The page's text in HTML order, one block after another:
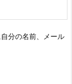
分の名前、メール